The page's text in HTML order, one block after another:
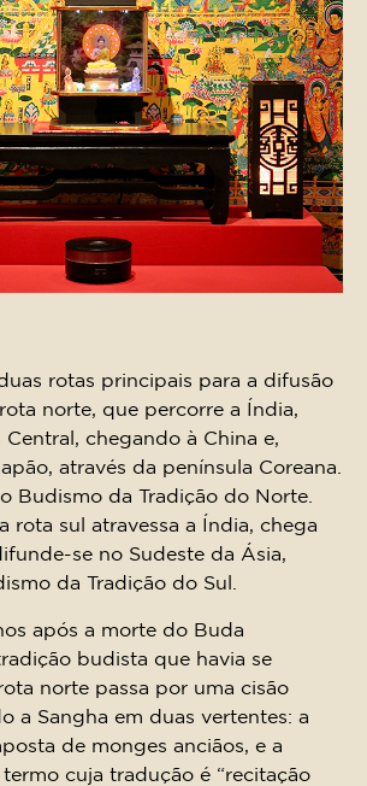
rotas principais para a difusão
norte, que percorre a Índia,
Central, chegando à China e,
através da península Coreana.
Budismo da Tradição do Norte.
rota sul atravessa a Índia, chega
se no Sudeste da Ásia,
da Tradição do Sul.
após a morte do Buda
budista que havia se
norte passa por uma cisão
a Sangha em duas vertentes: a
de monges anciãos, e a
cuja tradução é “recitação